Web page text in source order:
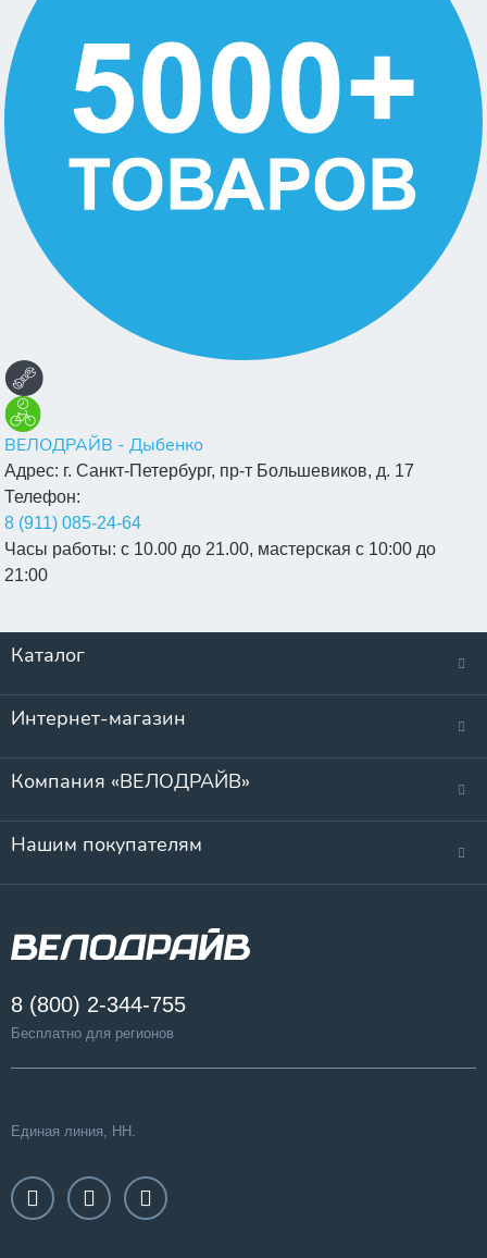
ВЕЛОДРАЙВ - Дыбенко
Адрес: г. Санкт-Петербург, пр-т Большевиков, д. 17
Телефон:
8 (911) 085-24-64
Часы работы: с 10.00 до 21.00, мастерская с 10:00 до
21:00
Каталог
Интернет-магазин
Компания «ВЕЛОДРАЙВ»
Нашим покупателям
8 (800) 2-344-755
Бесплатно для регионов
Единая линия, НН.